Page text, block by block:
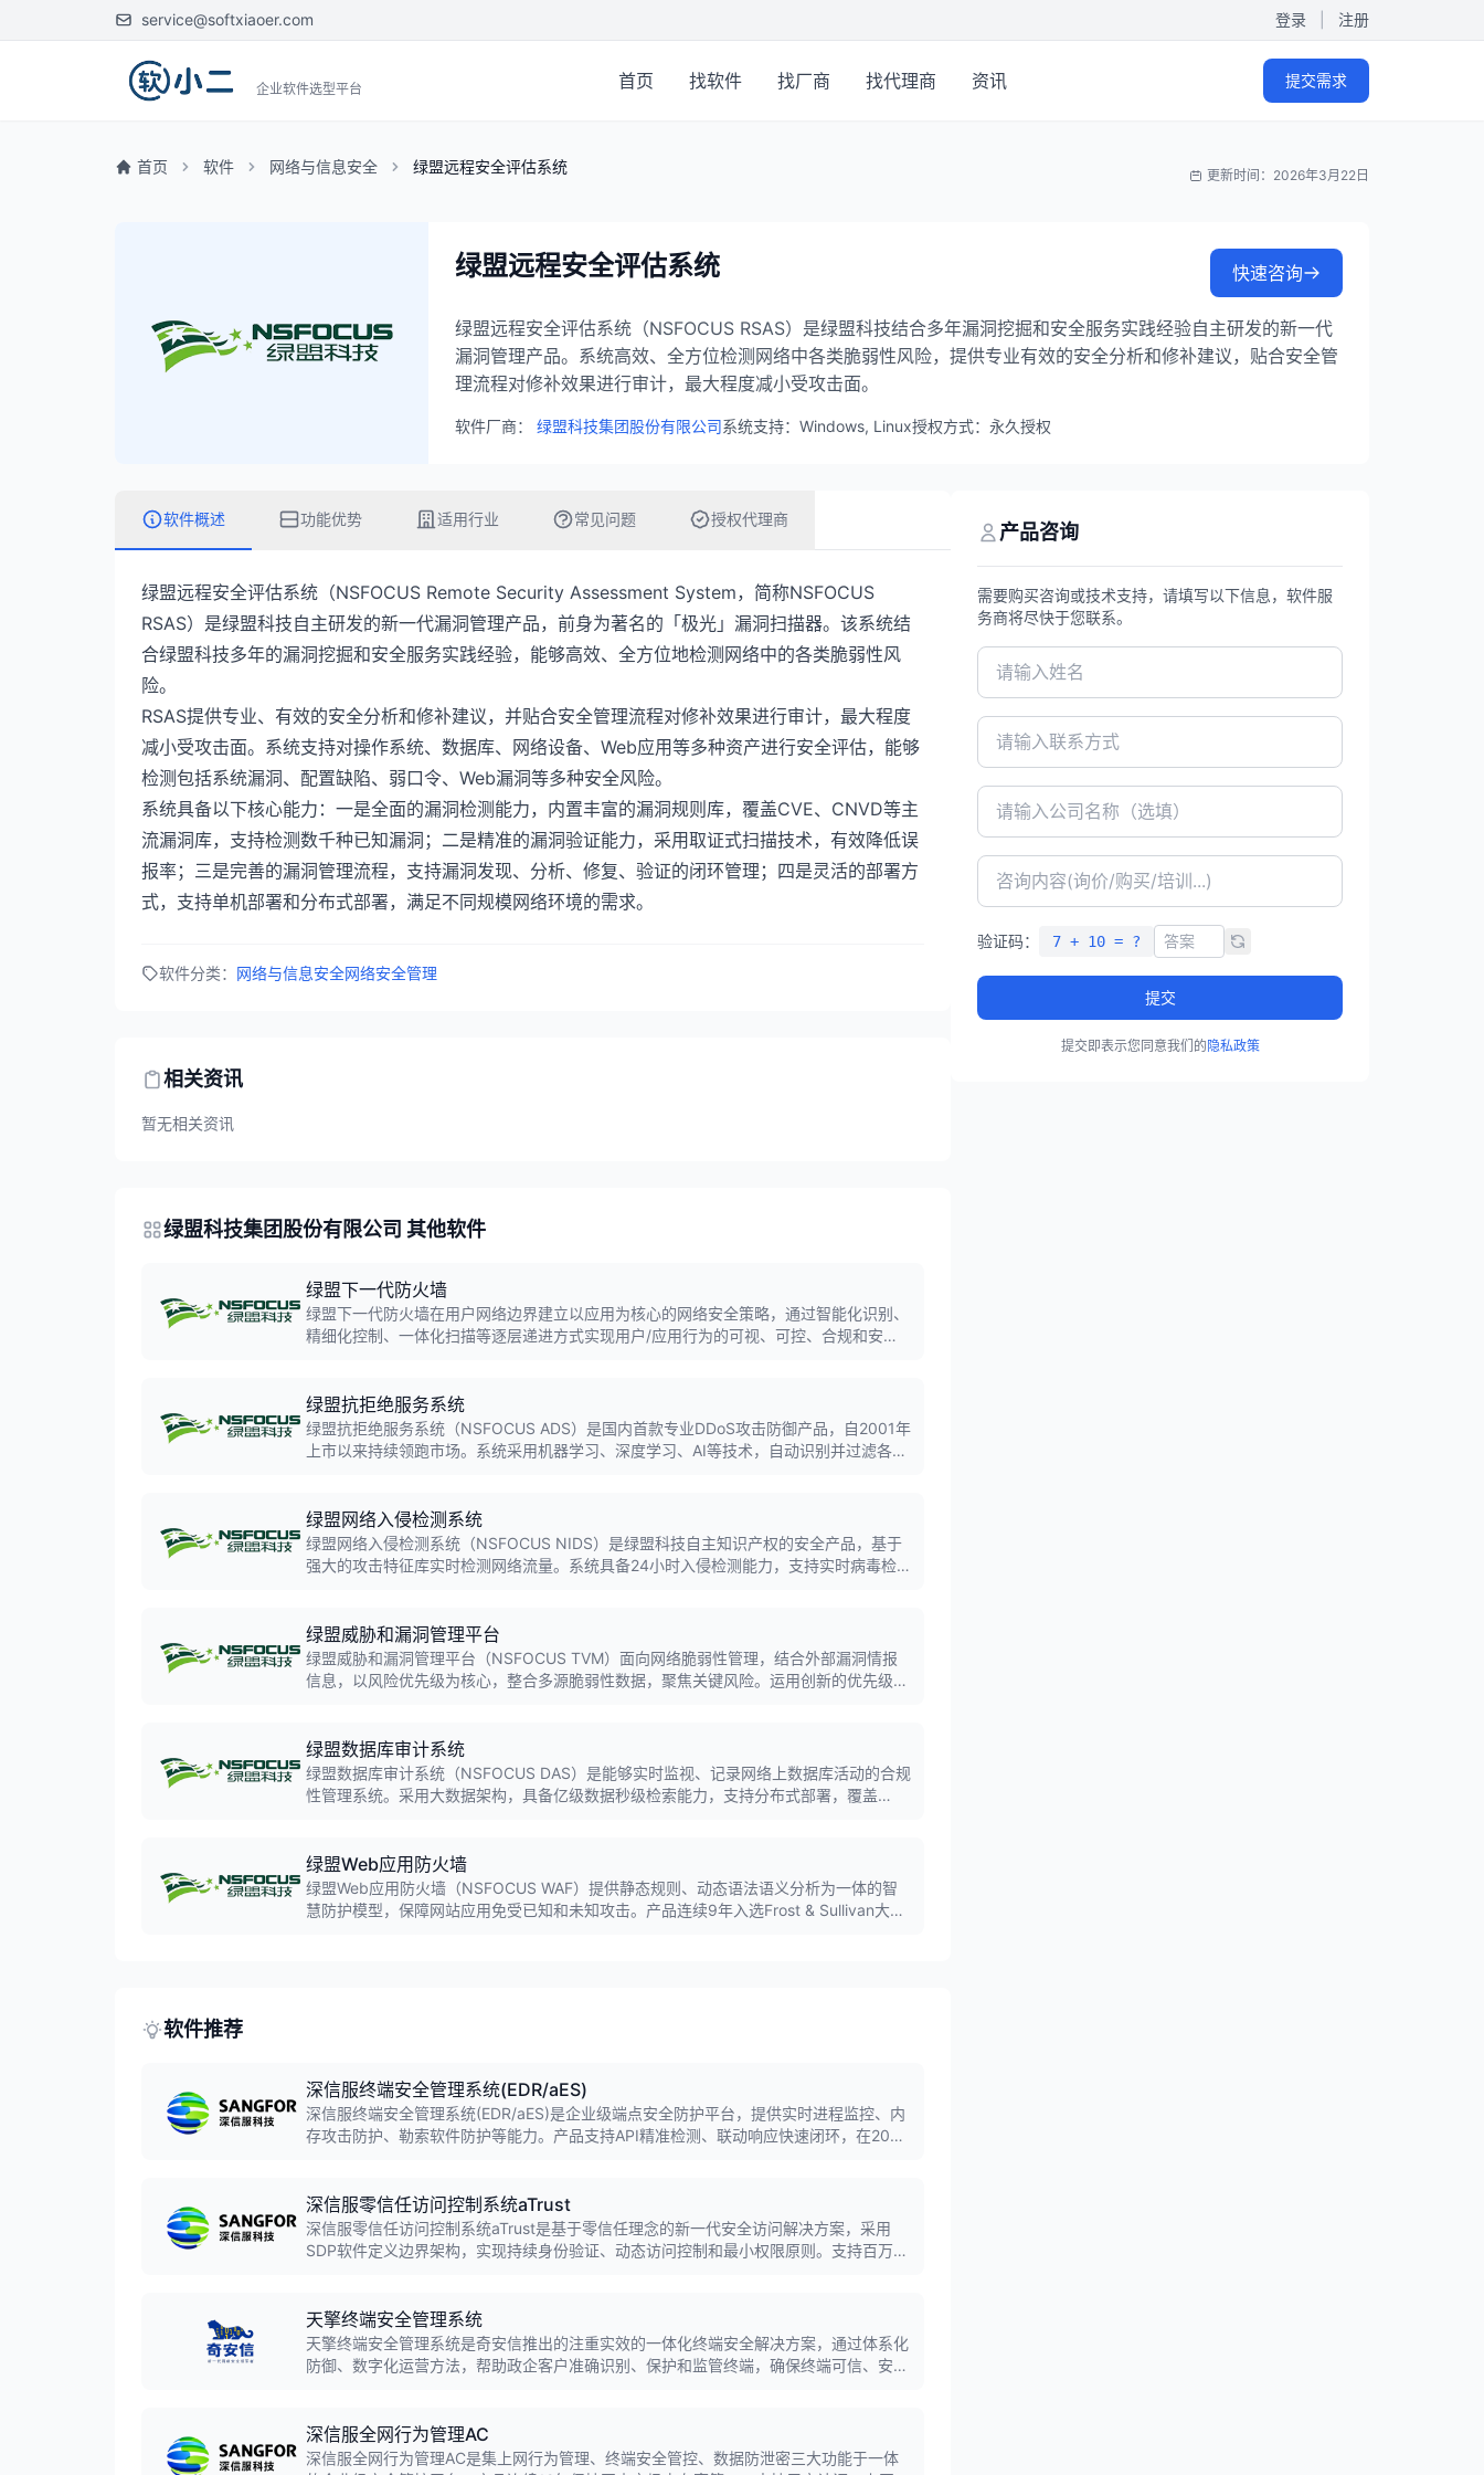
service@softxiaoer.com 登录 注册
企业软件选型平台 首页 找软件 找厂商 找代理商 资讯 提交需求
首页 软件 网络与信息安全 绿盟远程安全评估系统 更新时间：2026年3月22日
绿盟远程安全评估系统 快速咨询
绿盟远程安全评估系统（NSFOCUS RSAS）是绿盟科技结合多年漏洞挖掘和安全服务实践经验自主研发的新一代
漏洞管理产品。系统高效、全方位检测网络中各类脆弱性风险，提供专业有效的安全分析和修补建议，贴合安全管
理流程对修补效果进行审计，最大程度减小受攻击面。
软件厂商： 绿盟科技集团股份有限公司系统支持：Windows, Linux授权方式：永久授权
软件概述 功能优势 适用行业 常见问题 授权代理商
绿盟远程安全评估系统（NSFOCUS Remote Security Assessment System，简称NSFOCUS
RSAS）是绿盟科技自主研发的新一代漏洞管理产品，前身为著名的「极光」漏洞扫描器。该系统结
合绿盟科技多年的漏洞挖掘和安全服务实践经验，能够高效、全方位地检测网络中的各类脆弱性风
险。
RSAS提供专业、有效的安全分析和修补建议，并贴合安全管理流程对修补效果进行审计，最大程度
减小受攻击面。系统支持对操作系统、数据库、网络设备、Web应用等多种资产进行安全评估，能够
检测包括系统漏洞、配置缺陷、弱口令、Web漏洞等多种安全风险。
系统具备以下核心能力：一是全面的漏洞检测能力，内置丰富的漏洞规则库，覆盖CVE、CNVD等主
流漏洞库，支持检测数千种已知漏洞；二是精准的漏洞验证能力，采用取证式扫描技术，有效降低误
报率；三是完善的漏洞管理流程，支持漏洞发现、分析、修复、验证的闭环管理；四是灵活的部署方
式，支持单机部署和分布式部署，满足不同规模网络环境的需求。
软件分类： 网络与信息安全网络安全管理
相关资讯
暂无相关资讯
绿盟科技集团股份有限公司 其他软件
绿盟下一代防火墙
绿盟下一代防火墙在用户网络边界建立以应用为核心的网络安全策略，通过智能化识别、
精细化控制、一体化扫描等逐层递进方式实现用户/应用行为的可视、可控、合规和安
绿盟抗拒绝服务系统
绿盟抗拒绝服务系统（NSFOCUS ADS）是国内首款专业DDoS攻击防御产品，自2001年
上市以来持续领跑市场。系统采用机器学习、深度学习、AI等技术，自动识别并过滤各类
绿盟网络入侵检测系统
绿盟网络入侵检测系统（NSFOCUS NIDS）是绿盟科技自主知识产权的安全产品，基于
强大的攻击特征库实时检测网络流量。系统具备24小时入侵检测能力，支持实时病毒检
绿盟威胁和漏洞管理平台
绿盟威胁和漏洞管理平台（NSFOCUS TVM）面向网络脆弱性管理，结合外部漏洞情报
信息，以风险优先级为核心，整合多源脆弱性数据，聚焦关键风险。运用创新的优先级算
绿盟数据库审计系统
绿盟数据库审计系统（NSFOCUS DAS）是能够实时监视、记录网络上数据库活动的合规
性管理系统。采用大数据架构，具备亿级数据秒级检索能力，支持分布式部署，覆盖
绿盟Web应用防火墙
绿盟Web应用防火墙（NSFOCUS WAF）提供静态规则、动态语法语义分析为一体的智
慧防护模型，保障网站应用免受已知和未知攻击。产品连续9年入选Frost & Sullivan大中
软件推荐
深信服终端安全管理系统(EDR/aES)
深信服终端安全管理系统(EDR/aES)是企业级端点安全防护平台，提供实时进程监控、内
存攻击防护、勒索软件防护等能力。产品支持API精准检测、联动响应快速闭环，在2020
深信服零信任访问控制系统aTrust
深信服零信任访问控制系统aTrust是基于零信任理念的新一代安全访问解决方案，采用
SDP软件定义边界架构，实现持续身份验证、动态访问控制和最小权限原则。支持百万级
天擎终端安全管理系统
天擎终端安全管理系统是奇安信推出的注重实效的一体化终端安全解决方案，通过体系化
防御、数字化运营方法，帮助政企客户准确识别、保护和监管终端，确保终端可信、安
深信服全网行为管理AC
深信服全网行为管理AC是集上网行为管理、终端安全管控、数据防泄密三大功能于一体
产品咨询
需要购买咨询或技术支持，请填写以下信息，软件服
务商将尽快于您联系。
验证码： 7 + 10 = ?
提交
提交即表示您同意我们的隐私政策